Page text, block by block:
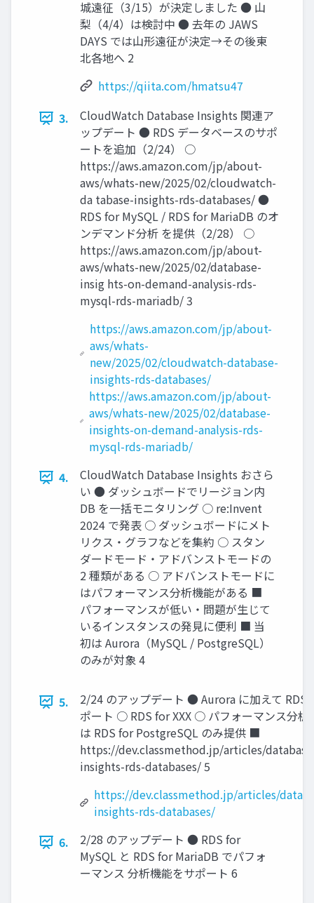
城遠征（3/15）が決定しました ● 山
梨（4/4）は検討中 ● 去年の JAWS
DAYS では山形遠征が決定→その後東
北各地へ 2
https://qiita.com/hmatsu47
3.
CloudWatch Database Insights 関連ア
ップデート ● RDS データベースのサポ
ートを追加（2/24） ○
https://aws.amazon.com/jp/about-
aws/whats-new/2025/02/cloudwatch-
da tabase-insights-rds-databases/ ●
RDS for MySQL / RDS for MariaDB のオ
ンデマンド分析 を提供（2/28） ○
https://aws.amazon.com/jp/about-
aws/whats-new/2025/02/database-
insig hts-on-demand-analysis-rds-
mysql-rds-mariadb/ 3
https://aws.amazon.com/jp/about-
aws/whats-
new/2025/02/cloudwatch-database-
insights-rds-databases/
https://aws.amazon.com/jp/about-
aws/whats-new/2025/02/database-
insights-on-demand-analysis-rds-
mysql-rds-mariadb/
4.
CloudWatch Database Insights おさら
い ● ダッシュボードでリージョン内
DB を一括モニタリング ○ re:Invent
2024 で発表 ○ ダッシュボードにメト
リクス・グラフなどを集約 ○ スタン
ダードモード・アドバンストモードの
2 種類がある ○ アドバンストモードに
はパフォーマンス分析機能がある ■
パフォーマンスが低い・問題が生じて
いるインスタンスの発見に便利 ■ 当
初は Aurora（MySQL / PostgreSQL）
のみが対象 4
5.
2/24 のアップデート ● Aurora に加えて RDS
ポート ○ RDS for XXX ○ パフォーマンス分析
は RDS for PostgreSQL のみ提供 ■
https://dev.classmethod.jp/articles/
insights-rds-databases/ 5
https://dev.classmethod.jp/articles/
insights-rds-databases/
6.
2/28 のアップデート ● RDS for
MySQL と RDS for MariaDB でパフォ
ーマンス 分析機能をサポート 6